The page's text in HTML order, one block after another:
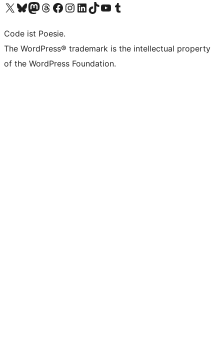
Das X-Konto (früher Twitter) von WordPress.org besuchen
Das Bluesky-Konto von WordPress.org besuchen
Das Mastodon-Konto von WordPress.org besuchen
Das Threads-Konto von WordPress.org besuchen
Die Facebook-Seite von WordPress.org besuchen
Das Instagram-Konto von WordPress.org besuchen
Das LinkedIn-Konto von WordPress.org besuchen
Das TikTok-Konto von WordPress.org besuchen
Den YouTube-Kanal von WordPress.org besuchen
Das Tumblr-Konto von WordPress.org besuchen
Code ist Poesie.
The WordPress® trademark is the intellectual property
of the WordPress Foundation.